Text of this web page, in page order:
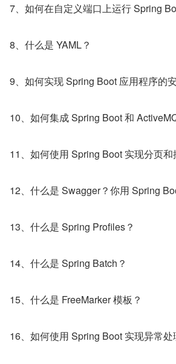
7、如何在自定义端口上运行 Spring
8、什么是 YAML？
9、如何实现 Spring Boot 应用程序的
10、如何集成 Spring Boot 和
11、如何使用 Spring Boot 实现分页和
12、什么是 Swagger？你用 Spring
13、什么是 Spring Profiles？
14、什么是 Spring Batch？
15、什么是 FreeMarker 模板？
16、如何使用 Spring Boot 实现异常处